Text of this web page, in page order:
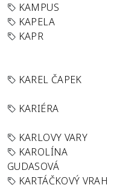
KAMPUS
KAPELA
KAPR
KAREL ČAPEK
KARIÉRA
KARLOVY VARY
KAROLÍNA
GUDASOVÁ
KARTÁČKOVÝ VRAH